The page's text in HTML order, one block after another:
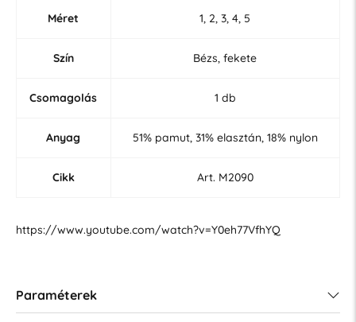
Méret 1, 2, 3, 4, 5
Szín Bézs, fekete
Csomagolás 1 db
Anyag 51% pamut, 31% elasztán, 18% nylon
Cikk Art. M2090
https://www.youtube.com/watch?v=Y0eh77VfhYQ
Paraméterek